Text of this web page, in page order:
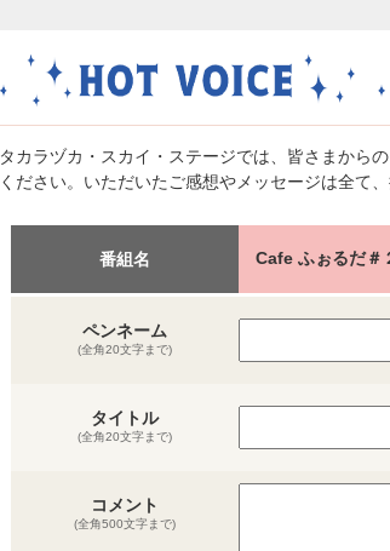
タカラヅカ・スカイ・ステージでは、皆さまから
ください。いただいたご感想やメッセージは全て
番組名 Cafe ふぉるだ＃
ペンネーム
(全角20文字まで)
タイトル
(全角20文字まで)
コメント
(全角500文字まで)